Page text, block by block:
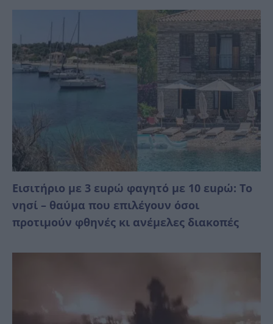
Εισιτήριο με 3 εuρώ φαγητό με 10 εuρώ: Το
νησί – θαύμα που επιλέγουν όσοι
προτιμούν φθηνές κι ανέμελες διακοπές